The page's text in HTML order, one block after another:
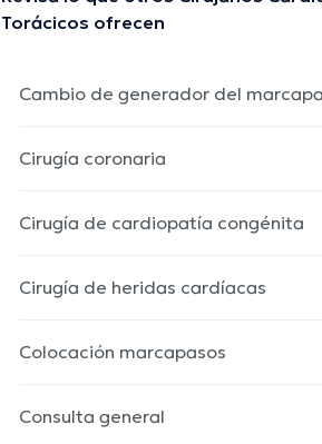
Torácicos ofrecen
Cambio de generador del
Cirugía coronaria
Cirugía de cardiopatía congénita
Cirugía de heridas cardíacas
Colocación marcapasos
Consulta general